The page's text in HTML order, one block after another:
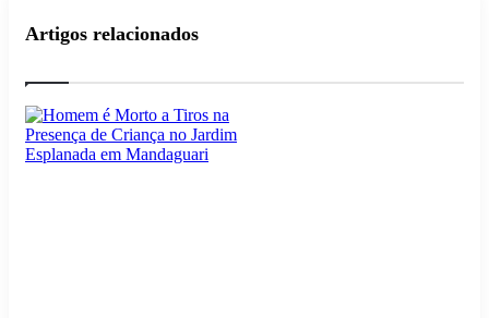
Artigos relacionados